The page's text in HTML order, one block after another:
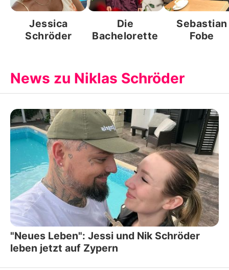
Jessica
Schröder
Die
Bachelorette
Sebastian
Fobe
News zu Niklas Schröder
"Neues Leben": Jessi und Nik Schröder
leben jetzt auf Zypern